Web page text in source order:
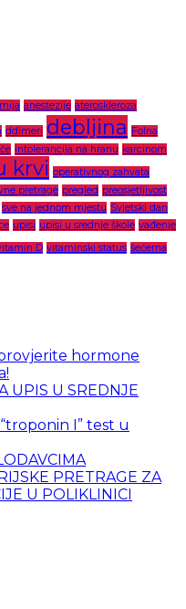
anestezije ateroskleroza
ddimeri debljina Folna
intolerancija na hranu karcinom
krvi operativnog zahvata
pretrage pregled preosjetljivost
sve na jednom mjestu Svjetski dan
upisi upisi u srednje škole vađenje
D vitaminski status šećerna
provjerite hormone
UPIS U SREDNJE
I” test u
PRETRAGE ZA
U POLIKLINICI